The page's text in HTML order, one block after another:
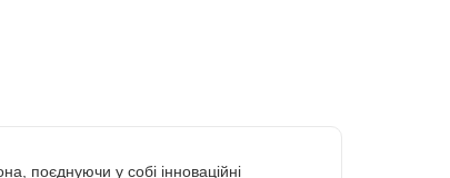
поєднуючи у собі інноваційні